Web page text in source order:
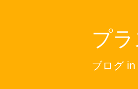
プ
ブログ in